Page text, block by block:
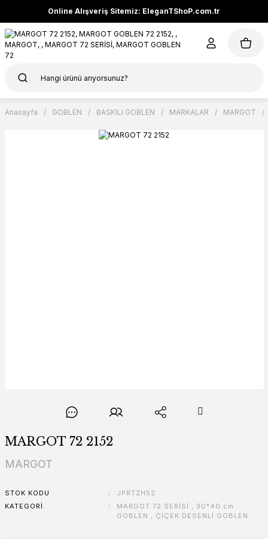
Online Alışveriş Sitemiz: EleganTShoP.com.tr
Anasayfa GOBLEN BASKILI GOBLEN MARKALAR MARGOT
MARGOT 72 2152
MARGOT
STOK KODU
JPRTZH52
KATEGORI
MARGOT 72 SERİSİ , 30*40 cm
GOBLEN , ÇİÇEK DESENLİ GOBLEN